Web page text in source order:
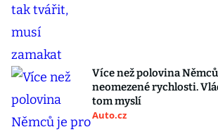
Více než polovina
neomezené rychlosti.
tom myslí
Auto.cz